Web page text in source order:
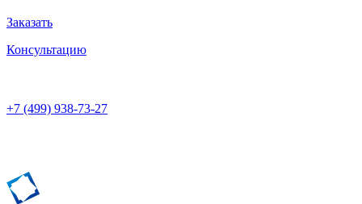
Заказать
Консультацию
+7 (499) 938-73-27